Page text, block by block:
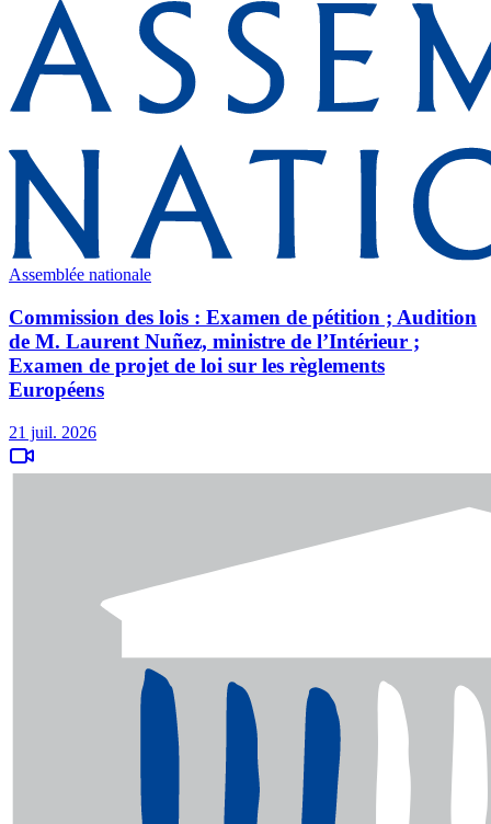
Assemblée nationale
Commission des lois : Examen de pétition ; Audition
de M. Laurent Nuñez, ministre de l’Intérieur ;
Examen de projet de loi sur les règlements
Européens
21 juil. 2026